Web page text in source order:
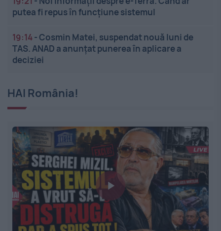
putea fi repus în funcțiune sistemul
19:14-Cosmin Matei, suspendat nouă luni de
TAS. ANAD a anunțat punerea în aplicare a
deciziei
HAI România!